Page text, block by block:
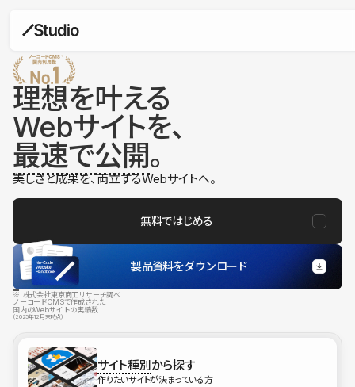
理想を叶える
Webサイトを、
最速で公開。
美しさと成果を、両立するWebサイトへ。
無料ではじめる
製品資料をダウンロード
※ 株式会社東京商工リサーチ調べ
ノーコードCMSで作成された
国内のWebサイトの実績数
（2025年12月末時点）
サイト種別から探す
作りたいサイトが決まっている方